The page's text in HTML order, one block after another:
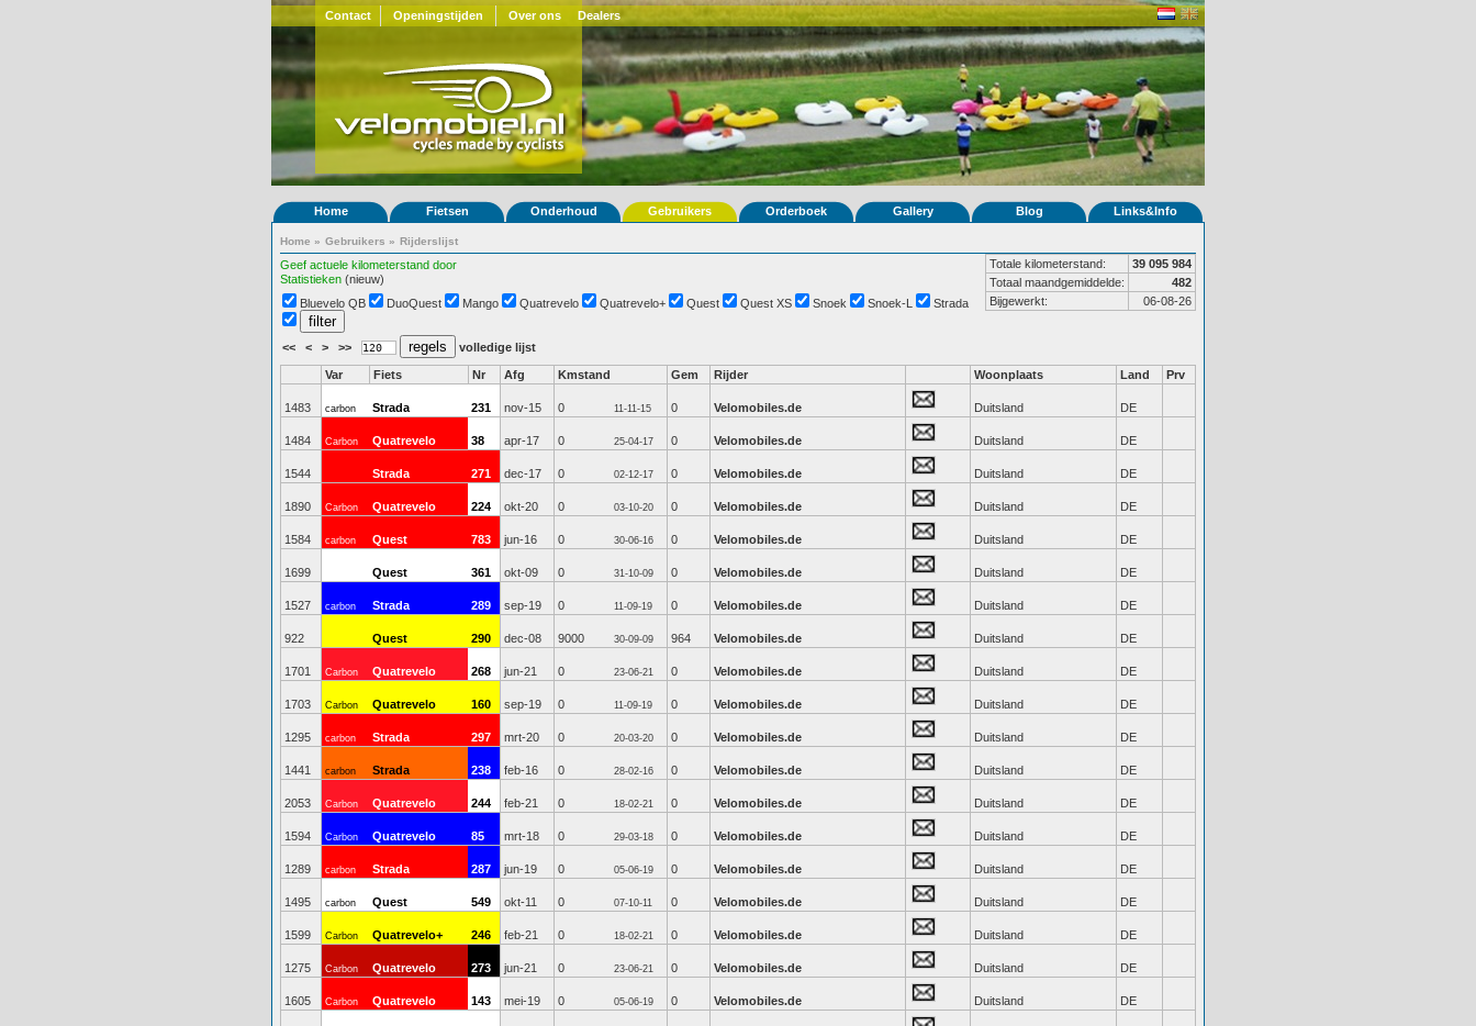
Contact Openingstijden Over ons Dealers
Home Fietsen Onderhoud Gebruikers Orderboek Gallery Blog Links&Info
Home » Gebruikers » Rijderslijst
Geef actuele kilometerstand door
Statistieken (nieuw)
Totale kilometerstand:
39 095 984
Totaal maandgemiddelde:
482
Bijgewerkt:
06-08-26
Bluevelo QB DuoQuest Mango Quatrevelo Quatrevelo+ Quest Quest XS Snoek Snoek-L Strada
<< < > >> volledige lijst
Var Fiets Nr Afg Kmstand Gem Rijder Woonplaats Land Prv
1483 carbon Strada 231 nov-15 0 11-11-15 0 Velomobiles.de Duitsland DE
1484 Carbon Quatrevelo 38 apr-17 0 25-04-17 0 Velomobiles.de Duitsland DE
1544 Strada 271 dec-17 0 02-12-17 0 Velomobiles.de Duitsland DE
1890 Carbon Quatrevelo 224 okt-20 0 03-10-20 0 Velomobiles.de Duitsland DE
1584 carbon Quest 783 jun-16 0 30-06-16 0 Velomobiles.de Duitsland DE
1699 Quest 361 okt-09 0 31-10-09 0 Velomobiles.de Duitsland DE
1527 carbon Strada 289 sep-19 0 11-09-19 0 Velomobiles.de Duitsland DE
922 Quest 290 dec-08 9000 30-09-09 964 Velomobiles.de Duitsland DE
1701 Carbon Quatrevelo 268 jun-21 0 23-06-21 0 Velomobiles.de Duitsland DE
1703 Carbon Quatrevelo 160 sep-19 0 11-09-19 0 Velomobiles.de Duitsland DE
1295 carbon Strada 297 mrt-20 0 20-03-20 0 Velomobiles.de Duitsland DE
1441 carbon Strada 238 feb-16 0 28-02-16 0 Velomobiles.de Duitsland DE
2053 Carbon Quatrevelo 244 feb-21 0 18-02-21 0 Velomobiles.de Duitsland DE
1594 Carbon Quatrevelo 85 mrt-18 0 29-03-18 0 Velomobiles.de Duitsland DE
1289 carbon Strada 287 jun-19 0 05-06-19 0 Velomobiles.de Duitsland DE
1495 carbon Quest 549 okt-11 0 07-10-11 0 Velomobiles.de Duitsland DE
1599 Carbon Quatrevelo+ 246 feb-21 0 18-02-21 0 Velomobiles.de Duitsland DE
1275 Carbon Quatrevelo 273 jun-21 0 23-06-21 0 Velomobiles.de Duitsland DE
1605 Carbon Quatrevelo 143 mei-19 0 05-06-19 0 Velomobiles.de Duitsland DE